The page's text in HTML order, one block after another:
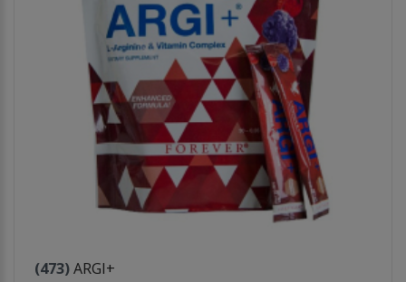
(473)ARGI+